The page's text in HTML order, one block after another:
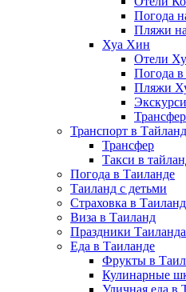
Погода
Пляжи
Хуа Хин
Отели
Погода
Пляжи
Транспорт в
Трансфер
Такси в
Погода в Таиланде
Таиланд с детьми
Страховка в Таиланд
Виза в Таиланд
Праздники Таиланда
Еда в Таиланде
Фрукты в
Кулинарные
Уличная еда в